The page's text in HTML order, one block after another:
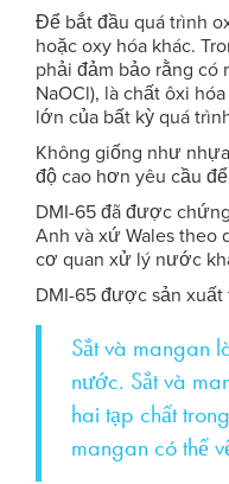
Để bắt đầu quá trình
hoặc oxy hóa khác.
phải đảm bảo rằng có
NaOCl), là chất ôxi
lớn của bất kỳ quá
Không giống như
độ cao hơn yêu cầu
DMI-65 đã được
Anh và xứ Wales theo
cơ quan xử lý nước
DMI-65 được sản
Sắt và mangan
nước. Sắt và
hai tạp chất
mangan có thể